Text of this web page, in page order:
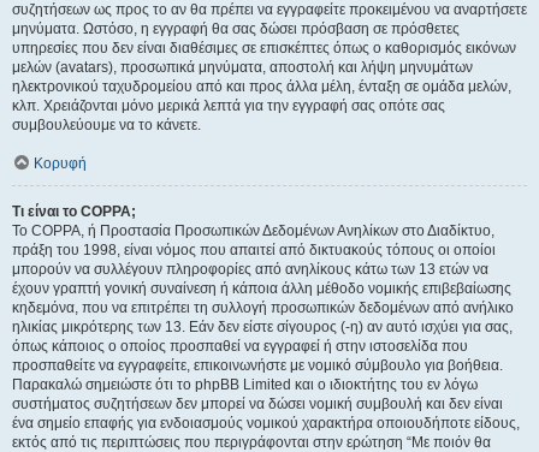
συζητήσεων ως προς το αν θα πρέπει να εγγραφείτε προκειμένου να αναρτήσετε
μηνύματα. Ωστόσο, η εγγραφή θα σας δώσει πρόσβαση σε πρόσθετες
υπηρεσίες που δεν είναι διαθέσιμες σε επισκέπτες όπως ο καθορισμός εικόνων
μελών (avatars), προσωπικά μηνύματα, αποστολή και λήψη μηνυμάτων
ηλεκτρονικού ταχυδρομείου από και προς άλλα μέλη, ένταξη σε ομάδα μελών,
κλπ. Χρειάζονται μόνο μερικά λεπτά για την εγγραφή σας οπότε σας
συμβουλεύουμε να το κάνετε.
Κορυφή
Τι είναι το COPPA;
Το COPPA, ή Προστασία Προσωπικών Δεδομένων Ανηλίκων στο Διαδίκτυο,
πράξη του 1998, είναι νόμος που απαιτεί από δικτυακούς τόπους οι οποίοι
μπορούν να συλλέγουν πληροφορίες από ανηλίκους κάτω των 13 ετών να
έχουν γραπτή γονική συναίνεση ή κάποια άλλη μέθοδο νομικής επιβεβαίωσης
κηδεμόνα, που να επιτρέπει τη συλλογή προσωπικών δεδομένων από ανήλικο
ηλικίας μικρότερης των 13. Εάν δεν είστε σίγουρος (-η) αν αυτό ισχύει για σας,
όπως κάποιος ο οποίος προσπαθεί να εγγραφεί ή στην ιστοσελίδα που
προσπαθείτε να εγγραφείτε, επικοινωνήστε με νομικό σύμβουλο για βοήθεια.
Παρακαλώ σημειώστε ότι το phpBB Limited και ο ιδιοκτήτης του εν λόγω
συστήματος συζητήσεων δεν μπορεί να δώσει νομική συμβουλή και δεν είναι
ένα σημείο επαφής για ενδοιασμούς νομικού χαρακτήρα οποιουδήποτε είδους,
εκτός από τις περιπτώσεις που περιγράφονται στην ερώτηση “Με ποιόν θα